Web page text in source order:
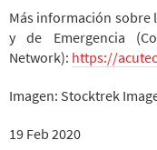
Más información sobre
y de Emergencia
Network): https://
Imagen: Stocktrek
19 Feb 2020